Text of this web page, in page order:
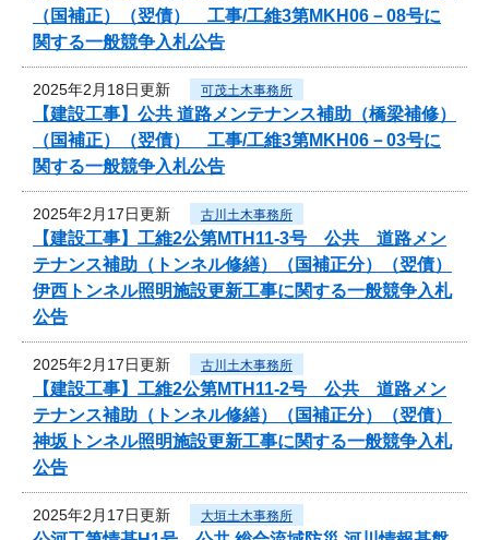
（国補正）（翌債） 工事/工維3第MKH06－08号に
関する一般競争入札公告
2025年2月18日更新 可茂土木事務所
【建設工事】公共 道路メンテナンス補助（橋梁補修）
（国補正）（翌債） 工事/工維3第MKH06－03号に
関する一般競争入札公告
2025年2月17日更新 古川土木事務所
【建設工事】工維2公第MTH11-3号 公共 道路メン
テナンス補助（トンネル修繕）（国補正分）（翌債）
伊西トンネル照明施設更新工事に関する一般競争入札
公告
2025年2月17日更新 古川土木事務所
【建設工事】工維2公第MTH11-2号 公共 道路メン
テナンス補助（トンネル修繕）（国補正分）（翌債）
神坂トンネル照明施設更新工事に関する一般競争入札
公告
2025年2月17日更新 大垣土木事務所